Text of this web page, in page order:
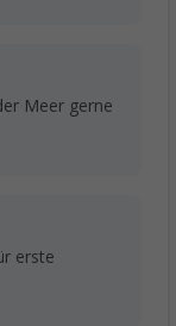
Meer gerne
erste